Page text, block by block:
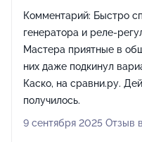
Комментарий: Быстро
генератора и реле-
Мастера приятные в
них даже подкинул
Каско, на сравни.ру.
получилось.
9 сентября 2025 Отзыв